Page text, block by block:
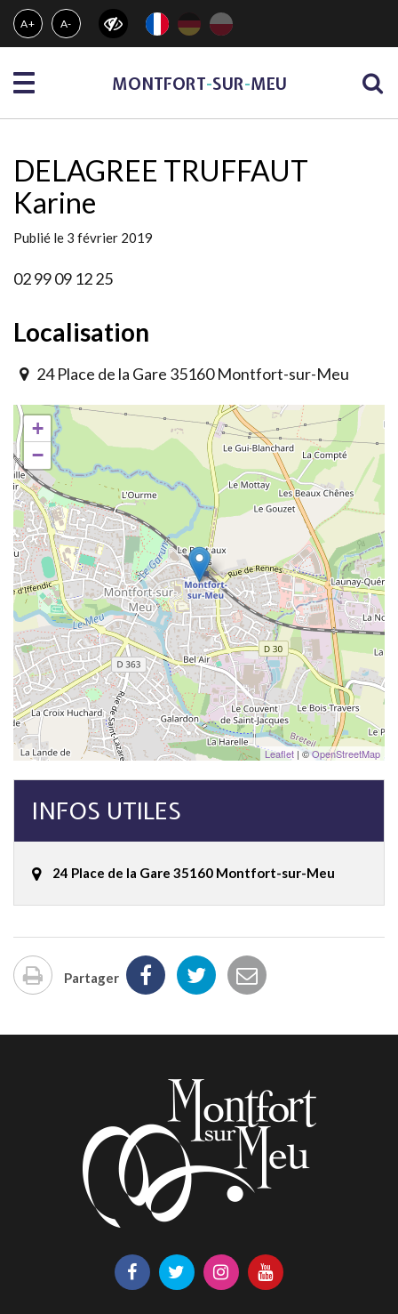
Gestion des traceurs
A+ A-
Menu MONTFORT-SUR-MEU
DELAGREE TRUFFAUT
Karine
Publié le 3 février 2019
02 99 09 12 25
Localisation
24 Place de la Gare 35160 Montfort-sur-Meu
+
−
Leaflet | ©OpenStreetMap
INFOS UTILES
24 Place de la Gare 35160 Montfort-sur-Meu
Imprimer
Partager
Lien Lien Lien Lien